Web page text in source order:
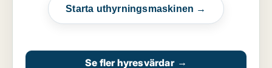
Starta uthyrningsmaskinen →
Se fler hyresvärdar →